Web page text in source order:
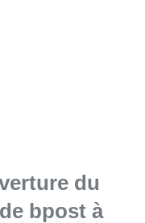
du
bpost à